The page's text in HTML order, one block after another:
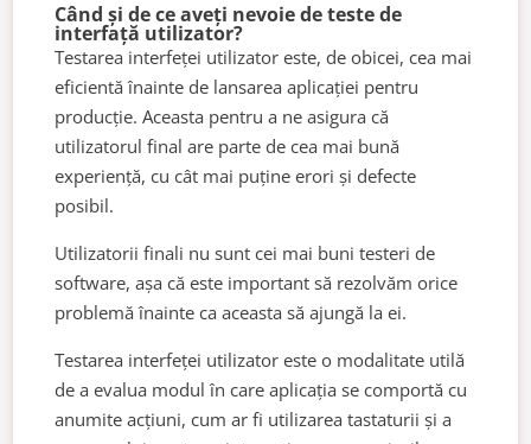
Când și de ce aveți nevoie de teste de
interfață utilizator?
Testarea interfeței utilizator este, de obicei, cea mai
eficientă înainte de lansarea aplicației pentru
producție. Aceasta pentru a ne asigura că
utilizatorul final are parte de cea mai bună
experiență, cu cât mai puține erori și defecte
posibil.
Utilizatorii finali nu sunt cei mai buni testeri de
software, așa că este important să rezolvăm orice
problemă înainte ca aceasta să ajungă la ei.
Testarea interfeței utilizator este o modalitate utilă
de a evalua modul în care aplicația se comportă cu
anumite acțiuni, cum ar fi utilizarea tastaturii și a